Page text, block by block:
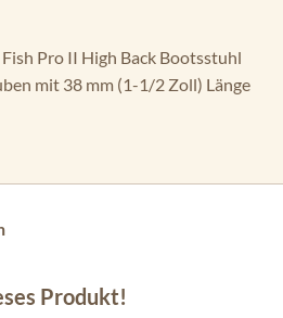
Pro II High Back Bootsstuhl
mit 38 mm (1-1/2 Zoll) Länge
von 0 von 5 Sternen
Produkt!